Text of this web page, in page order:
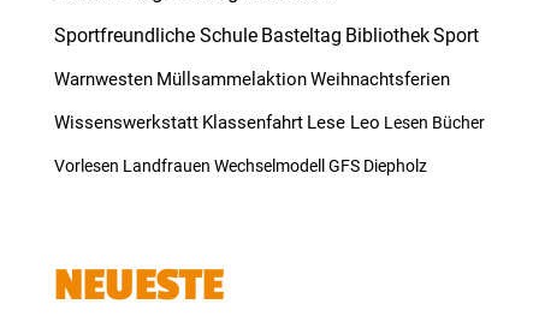
Sportfreundliche Schule Basteltag BibliothekSport
Warnwesten MüllsammelaktionWeihnachtsferien
Wissenswerkstatt Klassenfahrt Lese Leo Lesen Bücher
Vorlesen Landfrauen Wechselmodell GFS Diepholz
NEUESTE